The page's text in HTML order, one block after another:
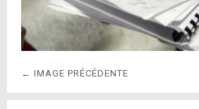
← IMAGE PRÉCÉDENTE